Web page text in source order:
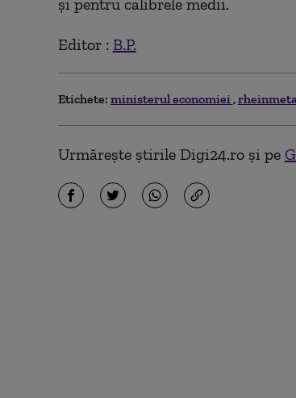
şi pentru calibrele medii.
Editor : B.P.
Etichete: ministerul economiei
Urmărește știrile Digi24.ro și pe